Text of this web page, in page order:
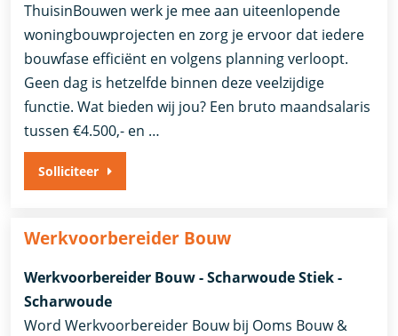
ThuisinBouwen werk je mee aan uiteenlopende
woningbouwprojecten en zorg je ervoor dat iedere
bouwfase efficiënt en volgens planning verloopt.
Geen dag is hetzelfde binnen deze veelzijdige
functie. Wat bieden wij jou? Een bruto maandsalaris
tussen €4.500,- en …
Solliciteer
Werkvoorbereider Bouw
Werkvoorbereider Bouw - Scharwoude Stiek -
Scharwoude
Word Werkvoorbereider Bouw bij Ooms Bouw &